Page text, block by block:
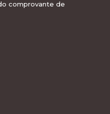
comprovante de